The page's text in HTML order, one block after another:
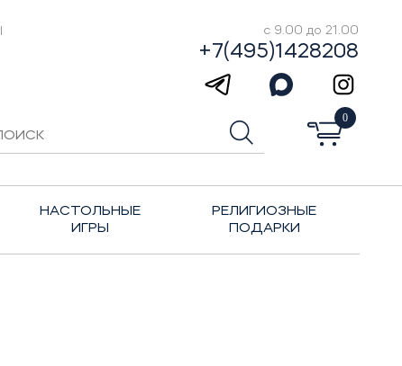
с 9.00 до 21.00
+7(495)1428208
0
НАСТОЛЬНЫЕ
ИГРЫ
РЕЛИГИОЗНЫЕ
ПОДАРКИ